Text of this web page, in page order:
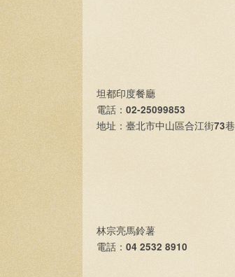
坦都印度餐廳
電話： 02-25099853
地址：臺北市中山區合江街73巷
林宗亮馬鈴薯
電話： 04 2532 8910